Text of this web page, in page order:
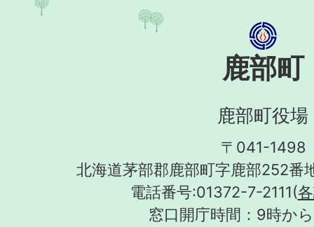
鹿部町
鹿部町役場
〒041-1498
北海道茅部郡鹿部町字鹿部252番
電話番号:01372-7-2111(
窓口開庁時間：9時か